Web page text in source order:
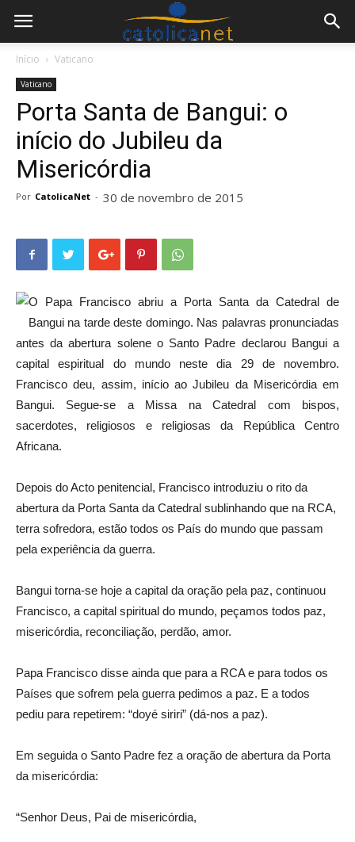
Início Vaticano
Vaticano
Porta Santa de Bangui: o
início do Jubileu da
Misericórdia
Por CatolicaNet - 30 de novembro de 2015
O Papa Francisco abriu a Porta Santa da Catedral de
Bangui na tarde deste domingo. Nas palavras pronunciadas
antes da abertura solene o Santo Padre declarou Bangui a
capital espiritual do mundo neste dia 29 de novembro.
Francisco deu, assim, início ao Jubileu da Misericórdia em
Bangui. Segue-se a Missa na Catedral com bispos,
sacerdotes, religiosos e religiosas da República Centro
Africana.
Depois do Acto penitencial, Francisco introduziu o rito da
abertura da Porta Santa da Catedral sublinhando que na RCA,
terra sofredora, estão todos os País do mundo que passam
pela experiência da guerra.
Bangui torna-se hoje a capital da oração pela paz, continuou
Francisco, a capital spiritual do mundo, peçamos todos paz,
misericórdia, reconciliação, perdão, amor.
Papa Francisco disse ainda que para a RCA e para todos os
Países que sofrem pela guerra pedimos a paz. E a todos
pediu para repetirem: “doyé siriri” (dá-nos a paz).
Em seguida o Santo Padre fez a oração de abertura da Porta
da misericórdia:
“Senhor Deus, Pai de misericórdia,